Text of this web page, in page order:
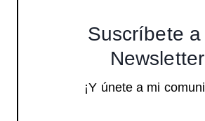
Suscríbete a
Newsletter
¡Y únete a mi